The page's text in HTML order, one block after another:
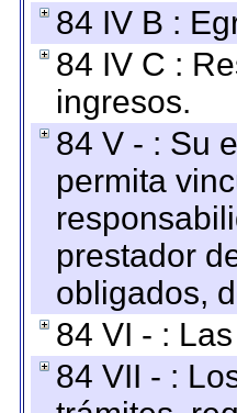
84 IV B :
84 IV C :
ingresos.
84 V - : Su
permita
prestador
obligados,
84 VI - :
84 VII - :